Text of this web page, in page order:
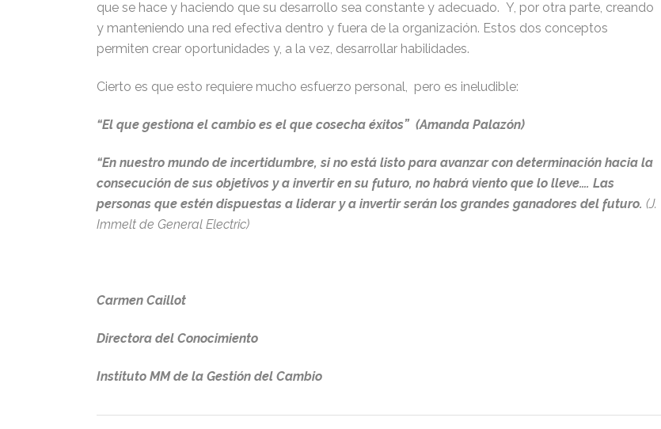
que se hace y haciendo que su desarrollo sea constante y adecuado. Y, por otra parte, creando
y manteniendo una red efectiva dentro y fuera de la organización. Estos dos conceptos
permiten crear oportunidades y, a la vez, desarrollar habilidades.
Cierto es que esto requiere mucho esfuerzo personal, pero es ineludible:
“El que gestiona el cambio es el que cosecha éxitos” (Amanda Palazón)
“En nuestro mundo de incertidumbre, si no está listo para avanzar con determinación hacia la
consecución de sus objetivos y a invertir en su futuro, no habrá viento que lo lleve…. Las
personas que estén dispuestas a liderar y a invertir serán los grandes ganadores del futuro. (J.
Immelt de General Electric)
Carmen Caillot
Directora del Conocimiento
Instituto MM de la Gestión del Cambio